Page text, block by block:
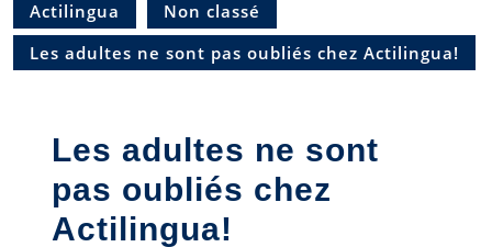
Actilingua
Non classé
Les adultes ne sont pas oubliés chez Actilingua!
Les adultes ne sont
pas oubliés chez
Actilingua!